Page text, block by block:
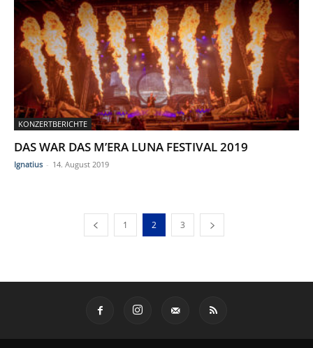
KONZERTBERICHTE
DAS WAR DAS M’ERA LUNA FESTIVAL 2019
Ignatius - 14. August 2019
1 2 3